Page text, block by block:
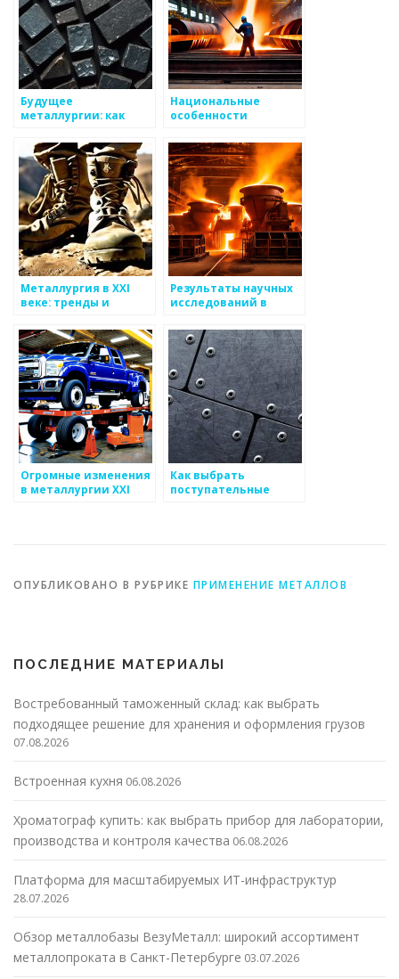
Будущее
металлургии: как
Национальные
особенности
Металлургия в XXI
веке: тренды и
Результаты научных
исследований в
Огромные изменения
в металлургии XXI
Как выбрать
поступательные
ОПУБЛИКОВАНО В РУБРИКЕ ПРИМЕНЕНИЕ МЕТАЛЛОВ
ПОСЛЕДНИЕ МАТЕРИАЛЫ
Востребованный таможенный склад: как выбрать
подходящее решение для хранения и оформления грузов
07.08.2026
Встроенная кухня 06.08.2026
Хроматограф купить: как выбрать прибор для лаборатории,
производства и контроля качества 06.08.2026
Платформа для масштабируемых ИТ-инфраструктур
28.07.2026
Обзор металлобазы ВезуМеталл: широкий ассортимент
металлопроката в Санкт-Петербурге 03.07.2026